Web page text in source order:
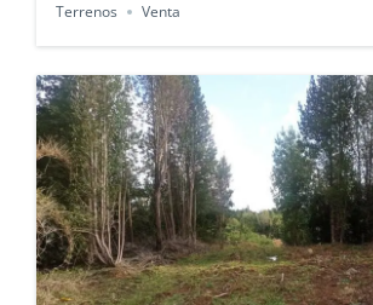
Terrenos
Venta